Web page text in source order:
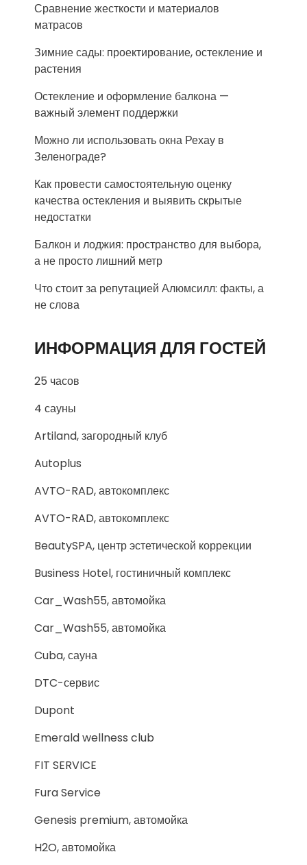
Сравнение жесткости и материалов
матрасов
Зимние сады: проектирование, остекление и
растения
Остекление и оформление балкона —
важный элемент поддержки
Можно ли использовать окна Рехау в
Зеленограде?
Как провести самостоятельную оценку
качества остекления и выявить скрытые
недостатки
Балкон и лоджия: пространство для выбора,
а не просто лишний метр
Что стоит за репутацией Алюмсилл: факты, а
не слова
ИНФОРМАЦИЯ ДЛЯ ГОСТЕЙ
25 часов
4 сауны
Artiland, загородный клуб
Autoplus
AVTO-RAD, автокомплекс
AVTO-RAD, автокомплекс
BeautySPA, центр эстетической коррекции
Business Hotel, гостиничный комплекс
Car_Wash55, автомойка
Car_Wash55, автомойка
Cuba, сауна
DTC-сервис
Dupont
Emerald wellness club
FIT SERVICE
Fura Service
Genesis premium, автомойка
H2O, автомойка